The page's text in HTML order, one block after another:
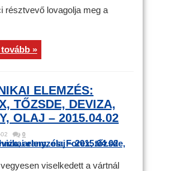
résztvevő lovagolja meg a
»
ELEMZÉS:
TŐZSDE, DEVIZA,
OLAJ – 2015.04.02
0
viselkedett a vártnál